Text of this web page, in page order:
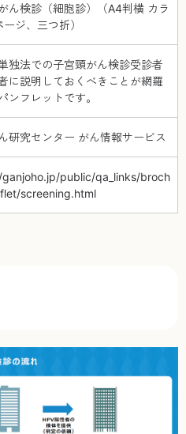
ん検診（細胞診）（A4判横 カラ
ジ、三つ折）
独法での子宮頸がん検診受診者
に説明しておくべきことが網羅
ンフレットです。
研究センター がん情報サービス
public/qa_links/broch
screening.html